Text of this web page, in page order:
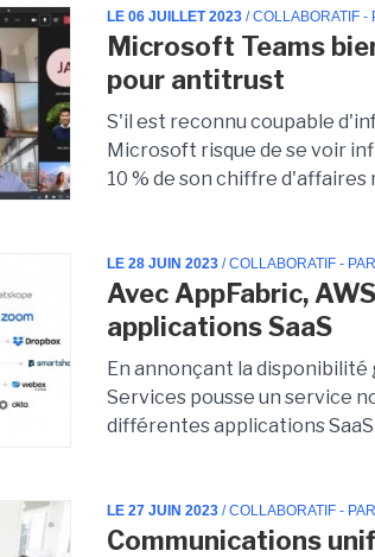
LE 06 JUILLET 2023 / COLLABORATIF -
Microsoft Teams
pour antitrust
S'il est reconnu coupable
Microsoft risque de se voir
10 % de son chiffre d'affaires
LE 28 JUIN 2023 / COLLABORATIF -
Avec AppFabric,
applications SaaS
En annonçant la disponibilité
Services pousse un service
différentes applications SaaS
LE 27 JUIN 2023 / COLLABORATIF -
Communications